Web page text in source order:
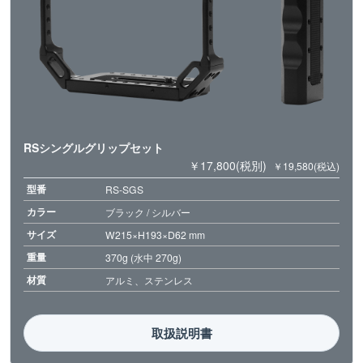
RSシングルグリップセット
￥17,800(税別)
￥19,580(税込)
型番 RS-SGS
カラー ブラック / シルバー
サイズ W215×H193×D62 mm
重量 370g (水中 270g)
材質 アルミ、ステンレス
取扱説明書